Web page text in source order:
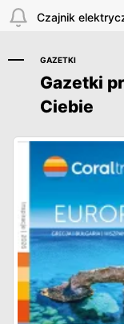
Czajnik
GAZETKI
Gazetki
Ciebie